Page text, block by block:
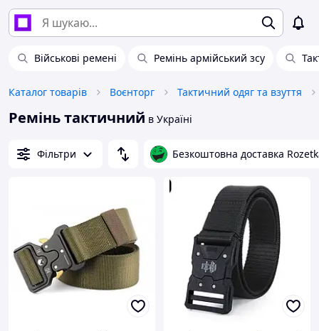
Військові ремені Ремінь армійський зсу
Каталог товарів Воєнторг Тактичний одяг та взуття
Ремінь тактичний в Україні
Фільтри Безкоштовна доставка